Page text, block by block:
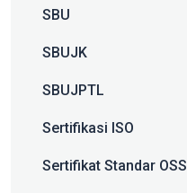
SBU
SBUJK
SBUJPTL
Sertifikasi ISO
Sertifikat Standar OSS